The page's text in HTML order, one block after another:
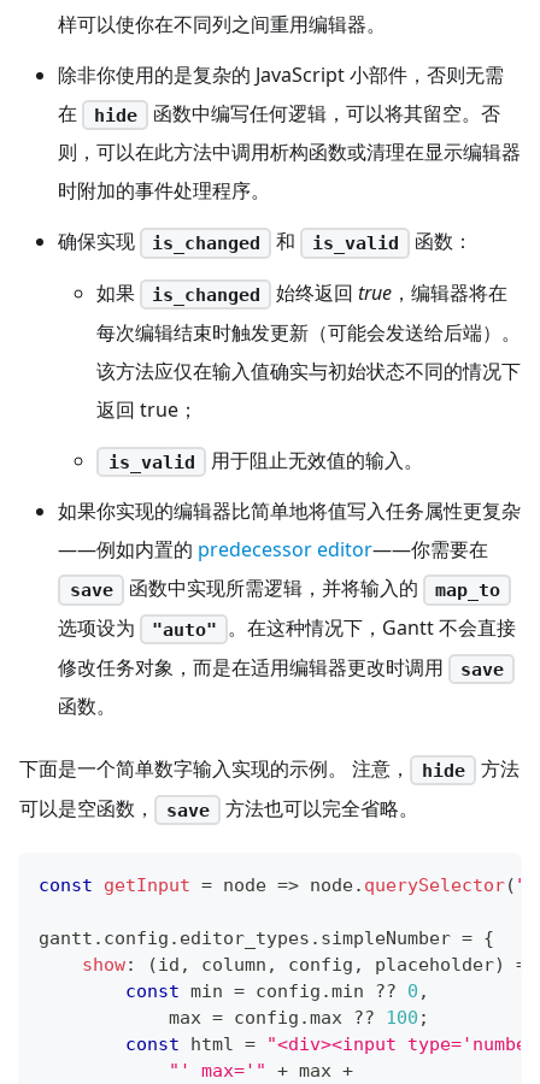
样可以使你在不同列之间重用编辑器。
除非你使用的是复杂的 JavaScript 小部件，否则无需
在
hide
函数中编写任何逻辑，可以将其留空。否
则，可以在此方法中调用析构函数或清理在显示编辑器
时附加的事件处理程序。
确保实现
is_changed 和 is_valid
函数：
如果
is_changed 始终返回true ，编辑器将在
每次编辑结束时触发更新（可能会发送给后端）。
该方法应仅在输入值确实与初始状态不同的情况下
返回 true；
is_valid
用于阻止无效值的输入。
如果你实现的编辑器比简单地将值写入任务属性更复杂
——例如内置的 predecessor editor——你需要在
save 函数中实现所需逻辑，并将输入的 map_to
选项设为 "auto"
。在这种情况下，Gantt 不会直接
修改任务对象，而是在适用编辑器更改时调用
save
函数。
下面是一个简单数字输入实现的示例。 注意， hide
方法
可以是空函数，
save 方法也可以完全省略。
const getInput = node => node. querySelector(
gantt . config . editor_types . simpleNumber = {
show: (id , column , config , placeholder)
=>
const min = config .min ?? 0 ,
            max
= config .max ?? 100 ;
const html =
"<div><input
"' max='"
+ max +